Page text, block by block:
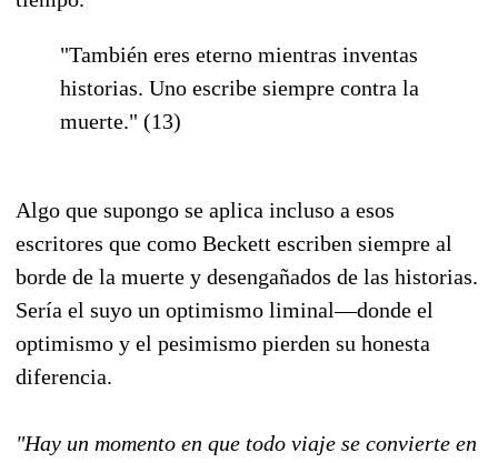
"También eres eterno mientras inventas
historias. Uno escribe siempre contra la
muerte." (13)
Algo que supongo se aplica incluso a esos
escritores que como Beckett escriben siempre al
borde de la muerte y desengañados de las historias.
Sería el suyo un optimismo liminal—donde el
optimismo y el pesimismo pierden su honesta
diferencia.
"Hay un momento en que todo viaje se convierte en